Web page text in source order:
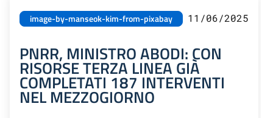
image-by-manseok-kim-from-pixabay 11/06/2025
PNRR, MINISTRO ABODI: CON
RISORSE TERZA LINEA GIÀ
COMPLETATI 187 INTERVENTI
NEL MEZZOGIORNO